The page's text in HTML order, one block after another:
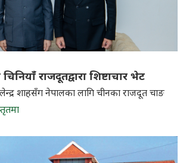
राजदूतद्वारा शिष्टाचार भेट
शाहसँग नेपालका लागि चीनका राजदूत चाङ